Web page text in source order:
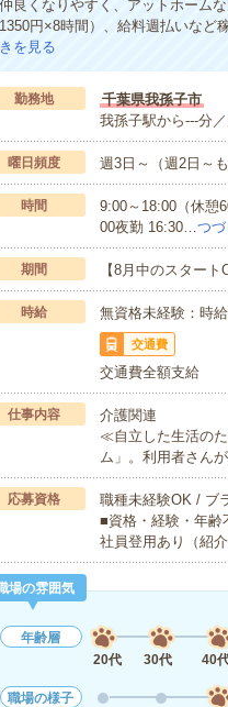
仲良くなりやすく、アットホーム
1350円×8時間）、給料週払いなど
きを見る
勤務地
千葉県我孫子市
我孫子駅から---分
曜日頻度 週3日～（週2日～
時間
9:00～18:00（休憩
00夜勤 16:30…つ
期間 【8月中のスター
時給 無資格未経験：時
交通費
交通費全額支給
仕事内容
介護関連
≪自立した生活の
ム」。利用者さん
応募資格
職種未経験OK / ブ
■資格・経験・年齢
社員登用あり（紹
場の雰囲気
年齢層
20代
30代 40
職場の様子